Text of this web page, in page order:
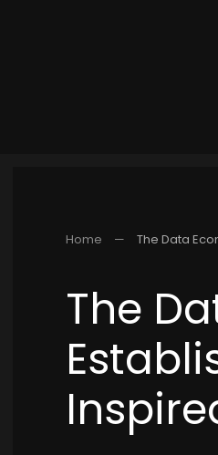
Home The Data
The